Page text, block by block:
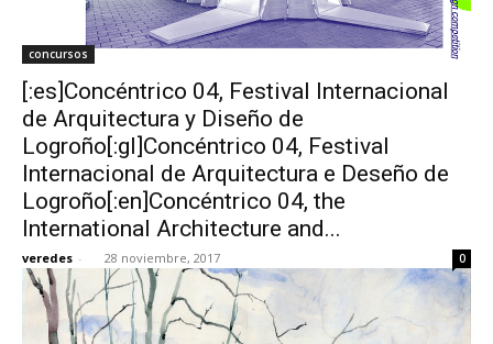
concursos
[:es]Concéntrico 04, Festival Internacional
de Arquitectura y Diseño de
Logroño[:gl]Concéntrico 04, Festival
Internacional de Arquitectura e Deseño de
Logroño[:en]Concéntrico 04, the
International Architecture and...
veredes - 28 noviembre, 2017 0